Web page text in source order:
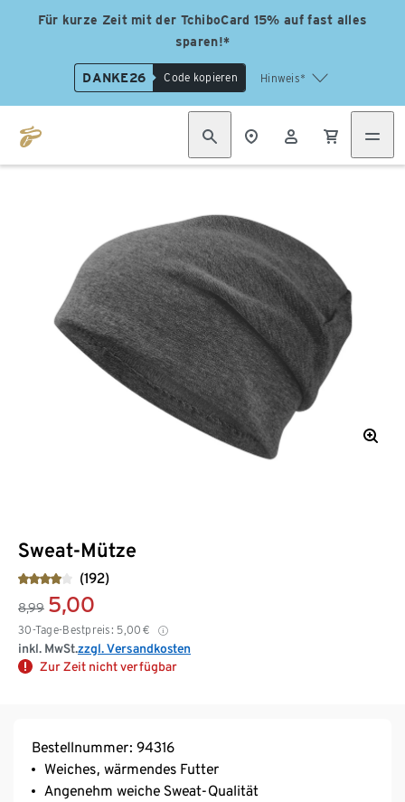
Für kurze Zeit mit der TchiboCard 15% auf fast alles
sparen!*
DANKE26 Code kopieren Hinweis*
Sweat-Mütze
(192)
8,99 5,00
30-Tage-Bestpreis: 5,00 €
inkl. MwSt.zzgl. Versandkosten
Zur Zeit nicht verfügbar
Bestellnummer: 94316
Weiches, wärmendes Futter
Angenehm weiche Sweat-Qualität